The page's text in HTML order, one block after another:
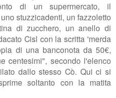
di un supermercato, il
stuzzicadenti, un fazzoletto
di zucchero, un anello di
Cisl con la scritta 'merda
di una banconota da 50€,
centesimi", secondo l'elenco
dallo stesso Cò. Qui ci si
soltanto con la matita